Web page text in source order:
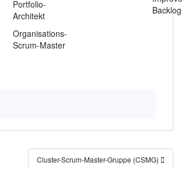
Portfolio-
Architekt
Organisations-
Scrum-Master
Backlog
Cluster-Scrum-Master-Gruppe (CSMG)